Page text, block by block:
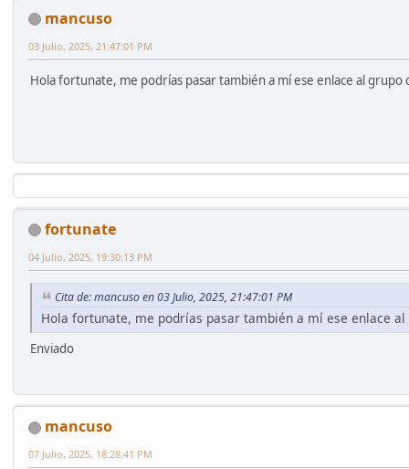
mancuso
03 Julio, 2025, 21:47:01 PM
Hola fortunate, me podrías pasar también a mí ese enlace al grupo
fortunate
04 Julio, 2025, 19:30:13 PM
Cita de: mancuso en 03 Julio, 2025, 21:47:01 PM
Hola fortunate, me podrías pasar también a mí ese enlace al
Enviado
mancuso
07 Julio, 2025, 18:28:41 PM